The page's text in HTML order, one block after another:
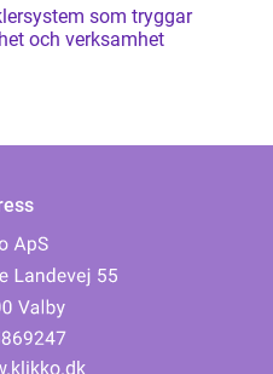
som tryggar
och verksamhet